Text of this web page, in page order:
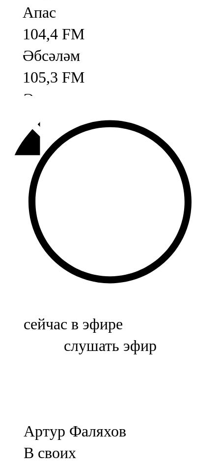
Апас
104,4 FM
Әбсәләм
105,3 FM
Әлмәт
92,9 FM
Базарлы матак
107,1 FM
Балык бистәсе
104,9 FM
Баулы
107,5 FM
Биләр
Болгар
100,3 FM
Зәй
сейчас в эфире
слушать эфир
Артур Фаляхов
В своих